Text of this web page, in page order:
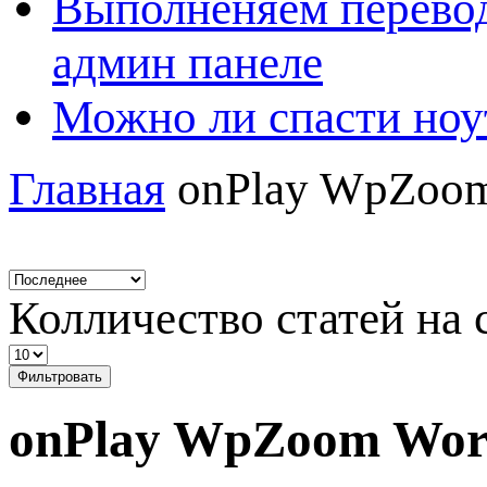
админ панеле
Можно ли спасти
Главная onPlay
Колличество статей на
Фильтровать
onPlay WpZoom